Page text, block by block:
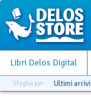
Libri Delos Digital
Sfoglia per Ultimi arrivi